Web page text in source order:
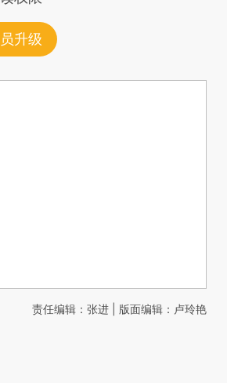
升级
责任编辑：张进 | 版面编辑：卢玲艳